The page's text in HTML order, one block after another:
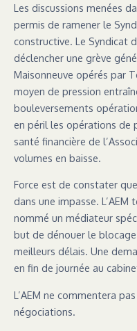
Les discussions menées
permis de ramener le
constructive. Le Syndicat
déclencher une grève
Maisonneuve opérés par
moyen de pression
bouleversements
en péril les opérations de
santé financière de
volumes en baisse.
Force est de constater
dans une impasse.
nommé un médiateur
but de dénouer le
meilleurs délais. Une
en fin de journée au
L’AEM ne commentera
négociations.